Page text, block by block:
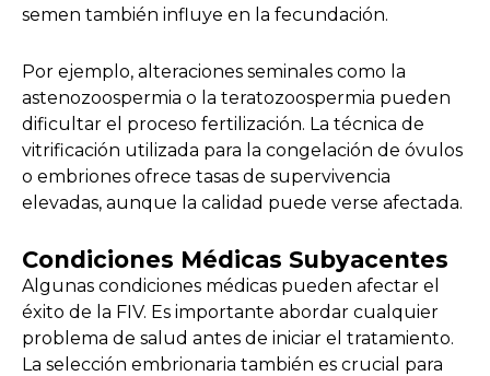
semen también influye en la fecundación.
Por ejemplo, alteraciones seminales como la
astenozoospermia o la teratozoospermia pueden
dificultar el proceso fertilización. La técnica de
vitrificación utilizada para la congelación de óvulos
o embriones ofrece tasas de supervivencia
elevadas, aunque la calidad puede verse afectada.
Condiciones Médicas Subyacentes
Algunas condiciones médicas pueden afectar el
éxito de la FIV. Es importante abordar cualquier
problema de salud antes de iniciar el tratamiento.
La selección embrionaria también es crucial para